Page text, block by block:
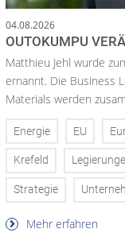
04.08.2026
OUTOKUMPU
Matthieu Jehl wurde
ernannt. Die Business
Materials werden
Energie EU
Krefeld
Strategie
Mehr erfahren